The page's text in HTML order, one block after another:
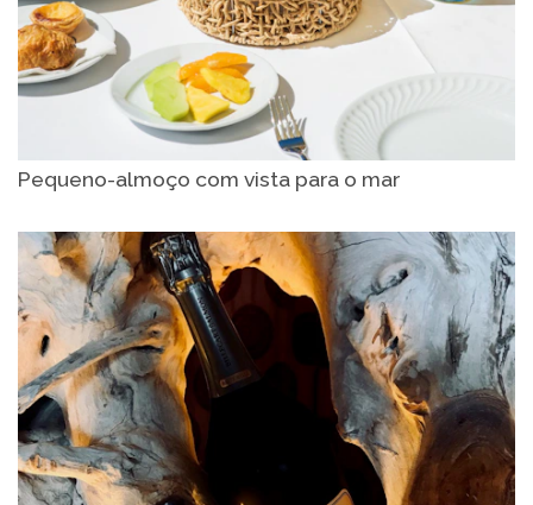
Pequeno-almoço com vista para o mar